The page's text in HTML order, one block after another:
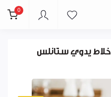
0
خلاط يدوي ستانلس Moulinex DD451110